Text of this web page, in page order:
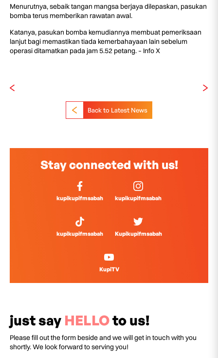
Menurutnya, sebaik tangan mangsa berjaya dilepaskan, pasukan
bomba terus memberikan rawatan awal.
Katanya, pasukan bomba kemudiannya membuat pemeriksaan
lanjut bagi memastikan tiada kemerbahayaan lain sebelum
operasi ditamatkan pada jam 5.52 petang. – Info X
Back to Latest News
Stay connected with us!
kupikupifmsabah kupikupifmsabah
kupikupifmsabah Kupikupifmsabah
KupiTV
just say HELLOto us!
Please fill out the form beside and we will get in touch with you
shortly. We look forward to serving you!